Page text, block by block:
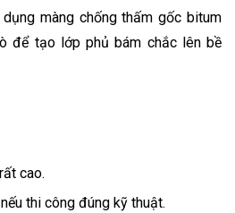
màng chống thấm gốc bitum
để tạo lớp phủ bám chắc lên bề
cao.
thi công đúng kỹ thuật.